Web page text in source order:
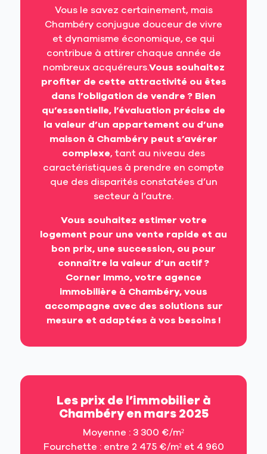
Vous le savez certainement, mais
Chambéry conjugue douceur de vivre
et dynamisme économique, ce qui
contribue à attirer chaque année de
nombreux acquéreurs.Vous souhaitez
profiter de cette attractivité ou êtes
dans l’obligation de vendre ? Bien
qu’essentielle, l’évaluation précise de
la valeur d’un appartement ou d’une
maison à Chambéry peut s’avérer
complexe, tant au niveau des
caractéristiques à prendre en compte
que des disparités constatées d’un
secteur à l’autre.
Vous souhaitez estimer votre
logement pour une vente rapide et au
bon prix, une succession, ou pour
connaître la valeur d’un actif ?
Corner Immo,votre agence
immobilière à Chambéry, vous
accompagne avec des solutions sur
mesure et adaptées à vos besoins !
Les prix de l’immobilier à
Chambéry en mars 2025
Moyenne : 3 300 €/m²
Fourchette : entre 2 475 €/m² et 4 960